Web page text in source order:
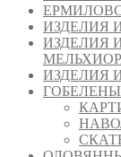
ИЗДЕЛИЯ
ИЗДЕЛИЯ
ИЗДЕЛИЯ
ГОБЕЛЕНЫ